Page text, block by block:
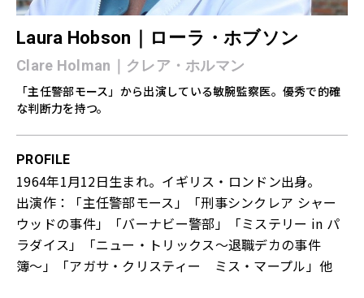
Laura Hobson｜ ローラ・ホブソン
Clare Holman｜クレア・ホルマン
「主任警部モース」から出演している敏腕監察医。優秀で的確
な判断力を持つ。
PROFILE
1964年1月12日生まれ。イギリス・ロンドン出身。
出演作：「主任警部モース」「刑事シンクレア シャー
ウッドの事件」「バーナビー警部」「ミステリー in パ
ラダイス」「ニュー・トリックス〜退職デカの事件
簿〜」「アガサ・クリスティー ミス・マープル」他